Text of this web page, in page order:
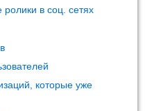
в соц. сетях
которые уже